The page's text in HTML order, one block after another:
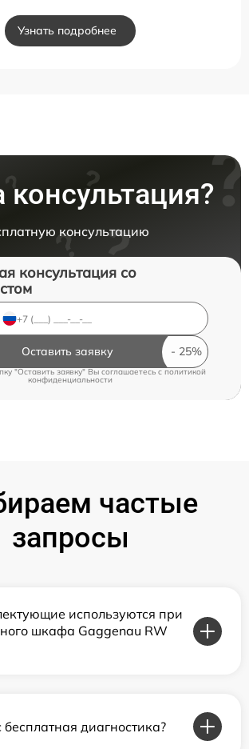
Узнать подробнее
консультацию
консультация со
Оставить заявку
"Оставить заявку" Вы соглашаетесь c политикой
конфиденциальности
частые
запросы
используются при
шкафа Gaggenau RW
бесплатная диагностика?